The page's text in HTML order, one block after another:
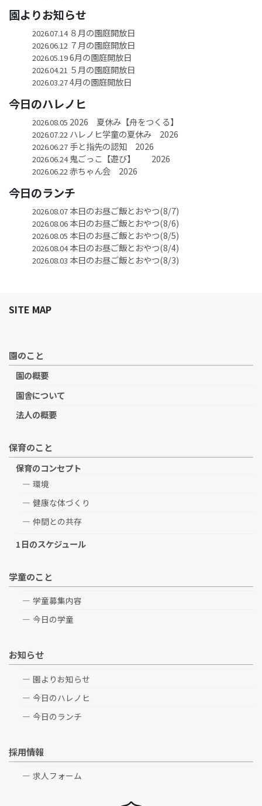
園よりお知らせ
2026.07.14８月の園庭開放日
2026.06.12７月の園庭開放日
2026.05.196月の園庭開放日
2026.04.21 ５月の園庭開放日
2026.03.274月の園庭開放日
今日のハレノヒ
2026.08.05 2026 夏休み【舟をつくる】
2026.07.22ハレノヒ学童の夏休み 2026
2026.06.27手と指先の認知 2026
2026.06.24鬼ごっこ【遊び】 2026
2026.06.22赤ちゃん会 2026
今日のランチ
2026.08.07本日のお昼ご飯とおやつ(8/7)
2026.08.06本日のお昼ご飯とおやつ(8/6)
2026.08.05 本日のお昼ご飯とおやつ(8/5)
2026.08.04本日のお昼ご飯とおやつ(8/4)
2026.08.03 本日のお昼ご飯とおやつ(8/3)
SITE MAP
園のこと
園の概要
園舎について
法人の概要
保育のこと
保育のコンセプト
環境
健康な体づくり
仲間との共存
1日のスケジュール
学童のこと
学童募集内容
今日の学童
お知らせ
園よりお知らせ
今日のハレノヒ
今日のランチ
採用情報
求人フォーム